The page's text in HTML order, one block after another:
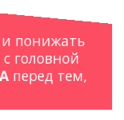
понижать
головной
перед тем,